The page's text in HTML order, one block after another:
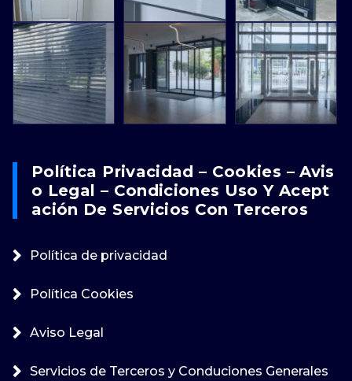
Política Privacidad – Cookies – Avis
O Legal – Condiciones Uso Y Acept
Ación De Servicios Con Terceros
Política de privacidad
Política Cookies
Aviso Legal
Servicios de Terceros y Conduciones Generales